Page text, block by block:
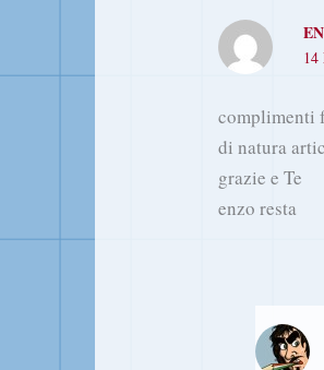
complimenti
di natura
grazie e Te
enzo resta